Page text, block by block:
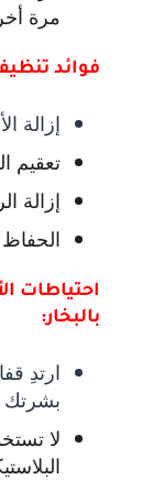
مرة
فوائد
إزالة
تعقيم
إزالة
احتياطات
بالبخار:
ارتدِ
بشرتك
لا